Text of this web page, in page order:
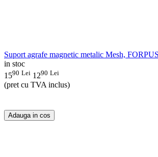
Suport agrafe magnetic metalic Mesh,
in stoc
1590 Lei 1290 Lei
(pret cu TVA inclus)
Adauga in cos